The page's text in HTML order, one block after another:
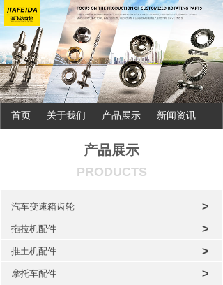
首页 关于我们 产品展示
新闻资讯
产品展示
PRODUCTS
汽车变速箱齿轮 >
拖拉机配件 >
推土机配件 >
摩托车配件 >